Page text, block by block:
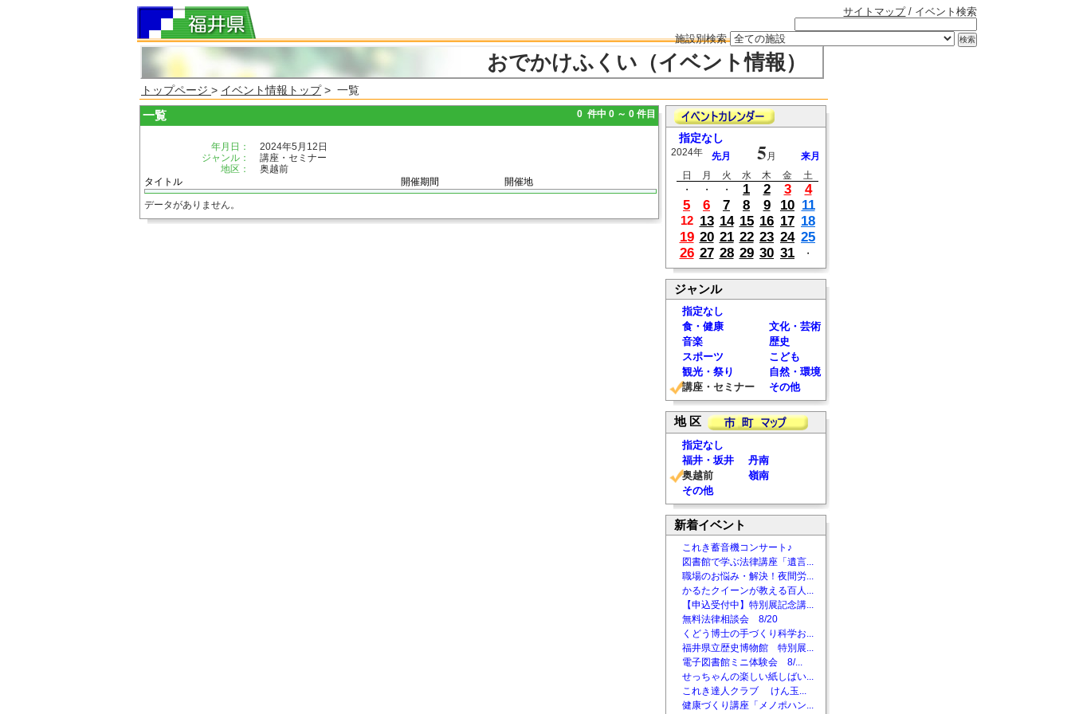
サイトマップ/ イベント検索
施設別検索
おでかけふくい（イベント情報）
トップページ > イベント情報トップ> 一覧
一覧 0 件中 0 ～ 0 件目
年月日：
2024年5月12日
ジャンル：
講座・セミナー
地区：
奥越前
タイトル
開催期間 開催地
データがありません。
指定なし
2024年 先月 5 月
来月
日
月 火 水 木 金
土
・
・ ・ 1 2 3
4
5
6 7 8 9 10 11
12 13 14 15 16 17 18
19 20 21 22 23 24 25
26 27 28 29 30 31 ・
ジャンル
指定なし
食・健康
文化・芸術
音楽
歴史
スポーツ
こども
観光・祭り
自然・環境
講座・セミナー
その他
地 区
指定なし
福井・坂井
丹南
奥越前
嶺南
その他
新着イベント
これき蓄音機コンサート♪
図書館で学ぶ法律講座「遺言...
職場のお悩み・解決！夜間労...
かるたクイーンが教える百人...
【申込受付中】特別展記念講...
無料法律相談会 8/20
くどう博士の手づくり科学お...
福井県立歴史博物館 特別展...
電子図書館ミニ体験会 8/...
せっちゃんの楽しい紙しばい...
これき達人クラブ けん玉...
健康づくり講座「メノポハン...